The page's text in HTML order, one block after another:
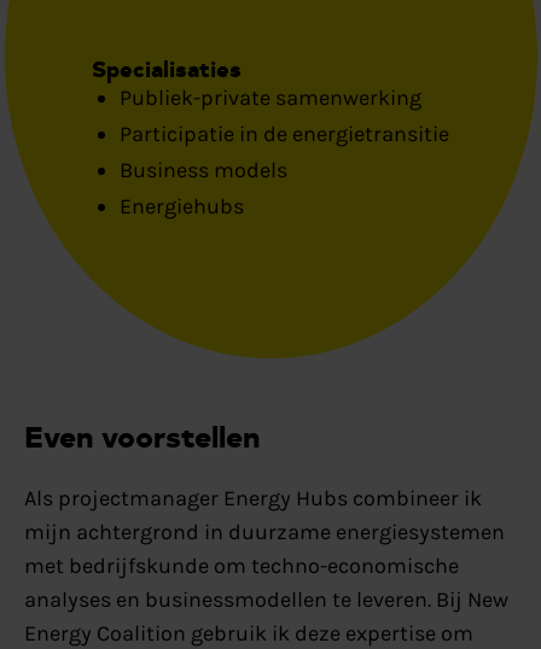
Specialisaties
Publiek-private samenwerking
Participatie in de energietransitie
Business models
Energiehubs
Even voorstellen
Als projectmanager Energy Hubs combineer ik
mijn achtergrond in duurzame energiesystemen
met bedrijfskunde om techno-economische
analyses en businessmodellen te leveren. Bij New
Energy Coalition gebruik ik deze expertise om